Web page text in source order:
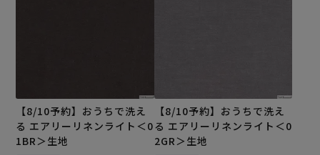
【8/10予約】おうちで洗え
る エアリーリネンライト＜0
1BR＞生地
【8/10予約】おうちで洗え
る エアリーリネンライト＜0
2GR＞生地